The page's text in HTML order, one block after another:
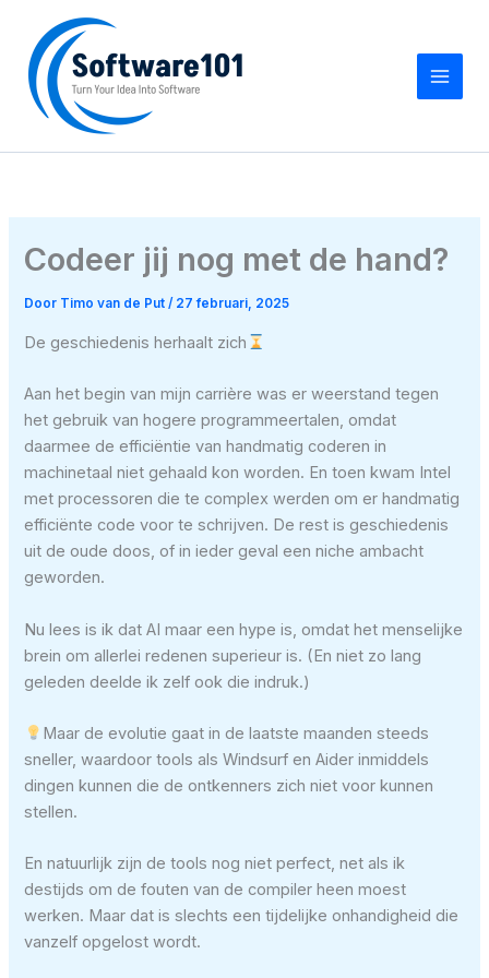
inhoud
Codeer jij nog met de hand?
Door Timo van de Put/ 27 februari, 2025
De geschiedenis herhaalt zich
Aan het begin van mijn carrière was er weerstand tegen
het gebruik van hogere programmeertalen, omdat
daarmee de efficiëntie van handmatig coderen in
machinetaal niet gehaald kon worden. En toen kwam Intel
met processoren die te complex werden om er handmatig
efficiënte code voor te schrijven. De rest is geschiedenis
uit de oude doos, of in ieder geval een niche ambacht
geworden.
Nu lees is ik dat AI maar een hype is, omdat het menselijke
brein om allerlei redenen superieur is. (En niet zo lang
geleden deelde ik zelf ook die indruk.)
Maar de evolutie gaat in de laatste maanden steeds
sneller, waardoor tools als Windsurf en Aider inmiddels
dingen kunnen die de ontkenners zich niet voor kunnen
stellen.
En natuurlijk zijn de tools nog niet perfect, net als ik
destijds om de fouten van de compiler heen moest
werken. Maar dat is slechts een tijdelijke onhandigheid die
vanzelf opgelost wordt.